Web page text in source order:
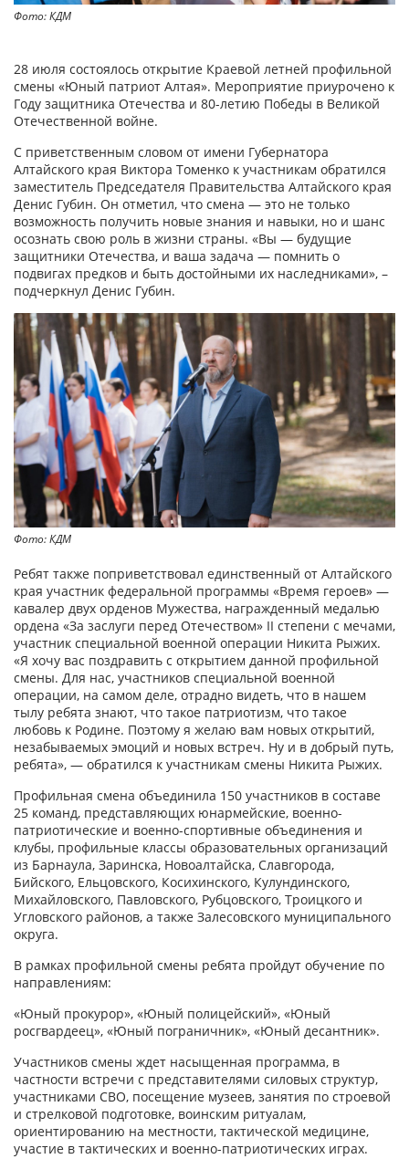
Фото: КДМ
28 июля состоялось открытие Краевой летней профильной
смены «Юный патриот Алтая». Мероприятие приурочено к
Году защитника Отечества и 80-летию Победы в Великой
Отечественной войне.
С приветственным словом от имени Губернатора
Алтайского края Виктора Томенко к участникам обратился
заместитель Председателя Правительства Алтайского края
Денис Губин. Он отметил, что смена — это не только
возможность получить новые знания и навыки, но и шанс
осознать свою роль в жизни страны. «Вы — будущие
защитники Отечества, и ваша задача — помнить о
подвигах предков и быть достойными их наследниками», –
подчеркнул Денис Губин.
Фото: КДМ
Ребят также поприветствовал единственный от Алтайского
края участник федеральной программы «Время героев» —
кавалер двух орденов Мужества, награжденный медалью
ордена «За заслуги перед Отечеством» II степени с мечами,
участник специальной военной операции Никита Рыжих.
«Я хочу вас поздравить с открытием данной профильной
смены. Для нас, участников специальной военной
операции, на самом деле, отрадно видеть, что в нашем
тылу ребята знают, что такое патриотизм, что такое
любовь к Родине. Поэтому я желаю вам новых открытий,
незабываемых эмоций и новых встреч. Ну и в добрый путь,
ребята», — обратился к участникам смены Никита Рыжих.
Профильная смена объединила 150 участников в составе
25 команд, представляющих юнармейские, военно-
патриотические и военно-спортивные объединения и
клубы, профильные классы образовательных организаций
из Барнаула, Заринска, Новоалтайска, Славгорода,
Бийского, Ельцовского, Косихинского, Кулундинского,
Михайловского, Павловского, Рубцовского, Троицкого и
Угловского районов, а также Залесовского муниципального
округа.
В рамках профильной смены ребята пройдут обучение по
направлениям:
«Юный прокурор», «Юный полицейский», «Юный
росгвардеец», «Юный пограничник», «Юный десантник».
Участников смены ждет насыщенная программа, в
частности встречи с представителями силовых структур,
участниками СВО, посещение музеев, занятия по строевой
и стрелковой подготовке, воинским ритуалам,
ориентированию на местности, тактической медицине,
участие в тактических и военно-патриотических играх.